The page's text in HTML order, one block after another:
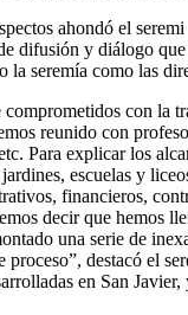
ahondó el
difusión y diálogo
la seremía como las
comprometidos con la
reunido con
Para explicar los
escuelas y
financieros,
decir que hemos
una serie de
proceso”, destacó el
en San